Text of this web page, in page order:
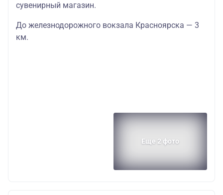
сувенирный магазин.
До железнодорожного вокзала Красноярска — 3
км.
Еще 2 фото